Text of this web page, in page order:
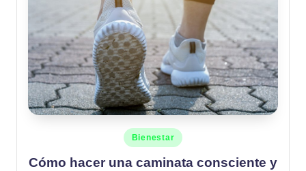
Publicado
en
Bienestar
Cómo hacer una caminata consciente y